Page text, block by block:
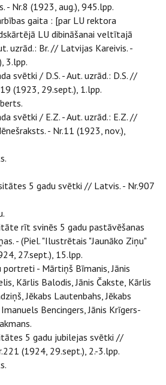
- Nr.8 (1923, aug.), 945.lpp.
gaita : [par LU rektora
LU dibināšanai veltītajā
uzrād.: Br. // Latvijas Kareivis. -
3.lpp.
svētki / D.S. - Aut. uzrād.: D.S. //
(1923, 29.sept.), 1.lpp.
svētki / E.Z. - Aut. uzrād.: E.Z. //
- Nr.11 (1923, nov.),
5 gadu svētki // Latvis. - Nr.907
rīt svinēs 5 gadu pastāvēšanas
- (Piel. "Ilustrētais "Jaunāko Ziņu"
27.sept.), 15.lpp.
portreti - Mārtiņš Bīmanis, Jānis
Kārlis Balodis, Jānis Čakste, Kārlis
Jēkabs Lautenbahs, Jēkabs
Bencingers, Jānis Krīgers-
5 gadu jubilejas svētki //
(1924, 29.sept.), 2.-3.lpp.